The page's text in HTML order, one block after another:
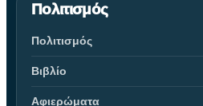
Πολιτισμός
Πολιτισμός
Βιβλίο
Αφιερώματα